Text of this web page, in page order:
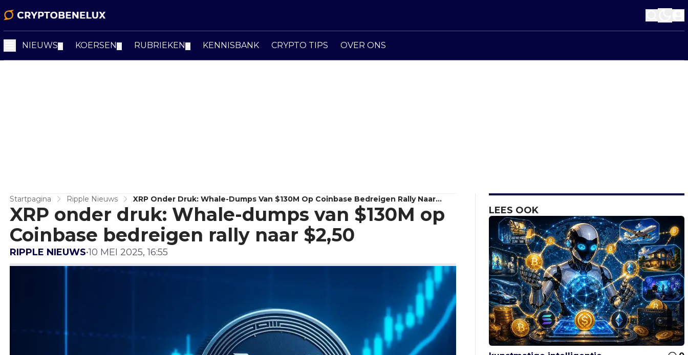
NIEUWS KOERSEN RUBRIEKEN KENNISBANK CRYPTO TIPS OVER ONS
Startpagina Ripple Nieuws
XRP Onder Druk: Whale-Dumps Van $130M Op Coinbase Bedreigen Rally Naar
$2,50
XRP onder druk: Whale-dumps van $130M op
Coinbase bedreigen rally naar $2,50
RIPPLE NIEUWS•10 MEI 2025, 16:55
LEES OOK